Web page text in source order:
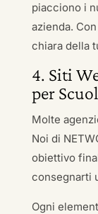
piacciono i
azienda.
chiara della
4. Siti
per
Molte
Noi di
obiettivo
consegnarti
Ogni